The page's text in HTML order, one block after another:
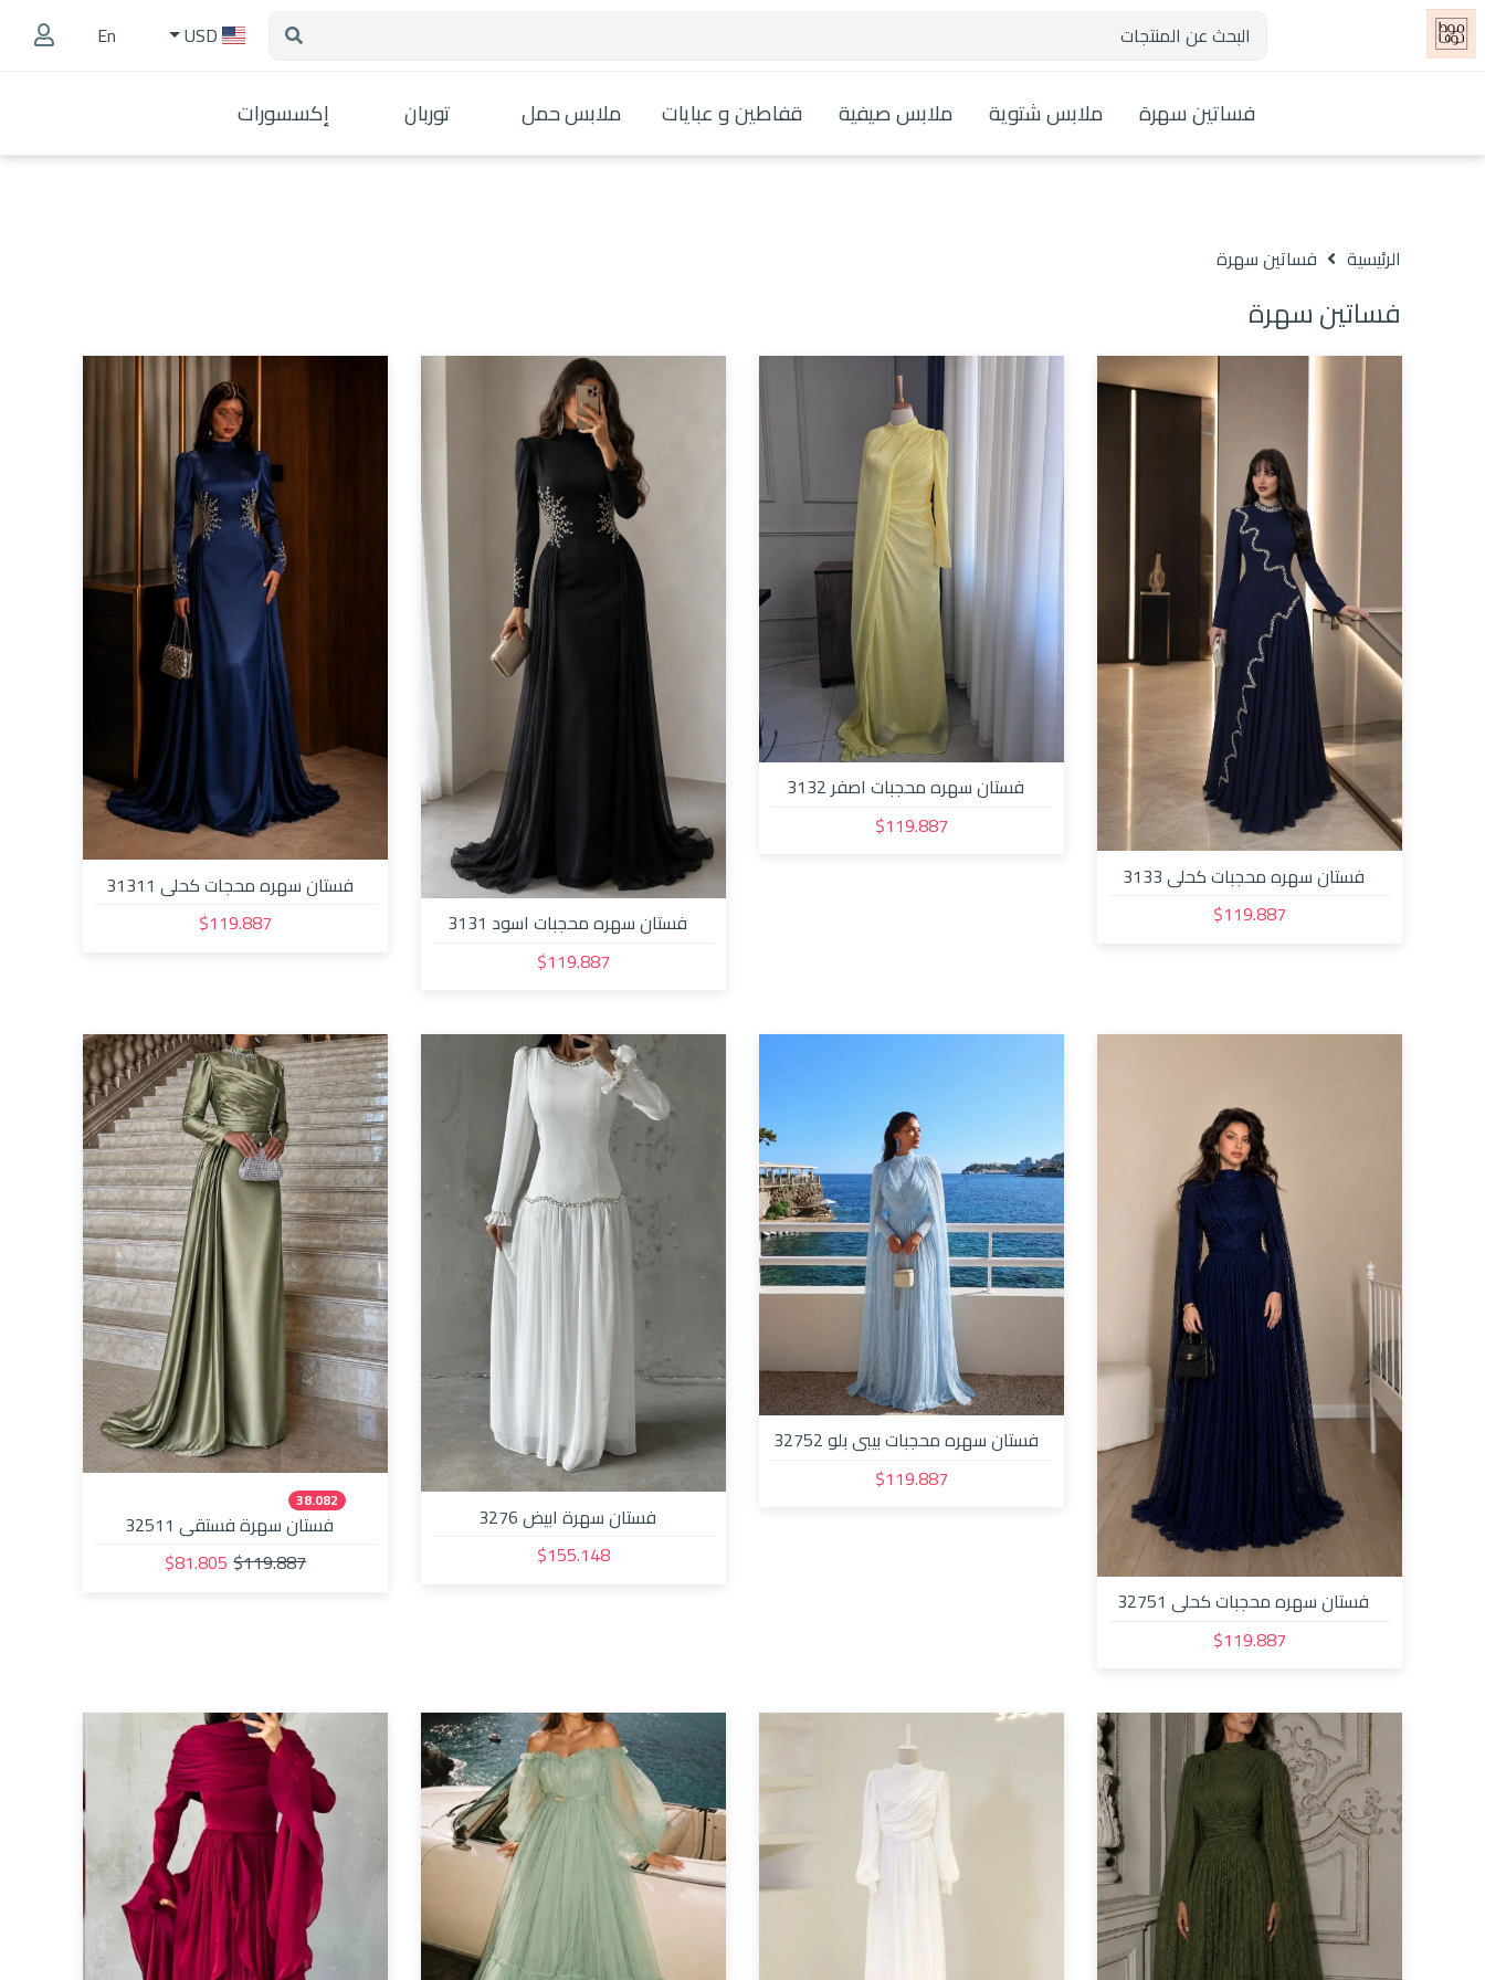
الرئيسية فساتين سهرة
فساتين سهرة
فستان سهره محجبات كحلي 3133
$119.887
فستان سهره محجبات اصفر 3132
$119.887
فستان سهره محجبات اسود 3131
$119.887
فستان سهره محجات كحلي 31311
$119.887
فستان سهره محجبات كحلي 32751
$119.887
فستان سهره محجبات بيبي بلو 32752
$119.887
فستان سهرة ابيض 3276
$155.148
38.082
فستان سهرة فستقي 32511
$119.887
$81.805
USD
En
فساتين سهرة ملابس شتوية ملابس صيفية قفاطين و عبايات ملابس حمل توربان إكسسورات